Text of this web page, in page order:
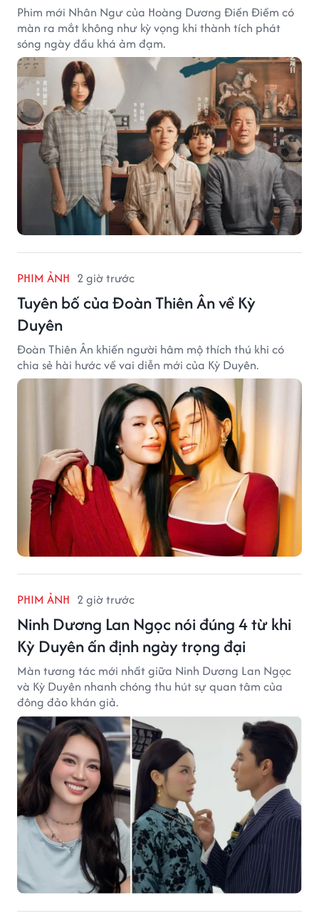
Phim mới Nhân Ngư của Hoàng Dương Điền Điềm có
màn ra mắt không như kỳ vọng khi thành tích phát
sóng ngày đầu khá ảm đạm.
PHIM ẢNH 2 giờ trước
Tuyên bố của Đoàn Thiên Ân về Kỳ
Duyên
Đoàn Thiên Ân khiến người hâm mộ thích thú khi có
chia sẻ hài hước về vai diễn mới của Kỳ Duyên.
PHIM ẢNH 2 giờ trước
Ninh Dương Lan Ngọc nói đúng 4 từ khi
Kỳ Duyên ấn định ngày trọng đại
Màn tương tác mới nhất giữa Ninh Dương Lan Ngọc
và Kỳ Duyên nhanh chóng thu hút sự quan tâm của
đông đảo khán giả.